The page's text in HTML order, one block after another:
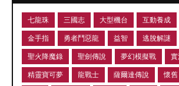
七龍珠 三國志 大型機台 互動養成
金手指 勇者鬥惡龍 益智 逃脫解謎
聖火降魔錄 聖劍傳說 夢幻模擬戰
精靈寶可夢 龍戰士 薩爾達傳說 懷舊